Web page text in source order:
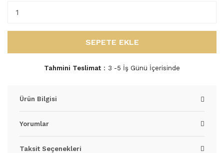
SEPETE EKLE
Tahmini Teslimat 3 -5 İş Günü İçerisinde
Ürün Bilgisi
Yorumlar
Taksit Seçenekleri